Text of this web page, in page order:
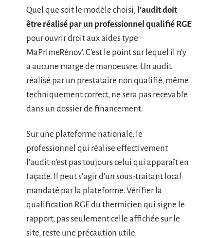
Quel que soit le modèle choisi, l’audit doit
être réalisé par un professionnel qualifié RGE
pour ouvrir droit aux aides type
MaPrimeRénov’. C’est le point sur lequel il n’y
a aucune marge de manoeuvre. Un audit
réalisé par un prestataire non qualifié, même
techniquement correct, ne sera pas recevable
dans un dossier de financement.
Sur une plateforme nationale, le
professionnel qui réalise effectivement
l’audit n’est pas toujours celui qui apparaît en
façade. Il peut s’agir d’un sous-traitant local
mandaté par la plateforme. Vérifier la
qualification RGE du thermicien qui signe le
rapport, pas seulement celle affichée sur le
site, reste une précaution utile.